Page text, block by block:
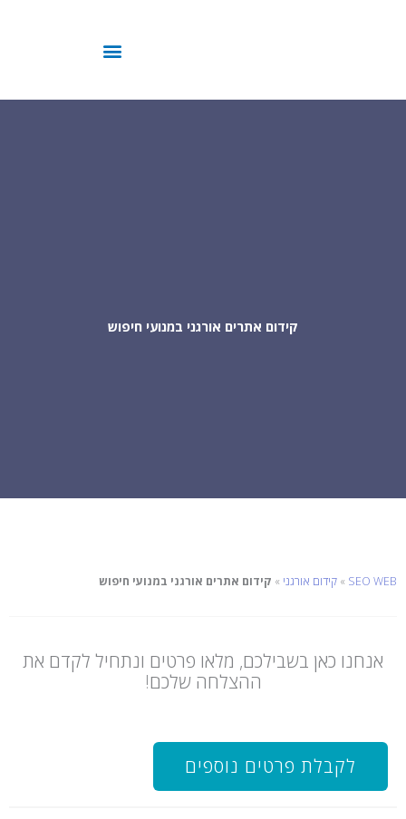
קידום אתרים אורגני במנועי חיפוש
SEO WEB
» קידום אורגני » קידום אתרים אורגני במנועי חיפוש
אנחנו כאן בשבילכם, מלאו פרטים ונתחיל לקדם את
ההצלחה שלכם!
לקבלת פרטים נוספים